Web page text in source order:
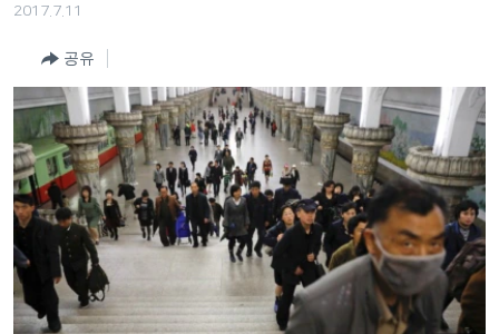
인
츠
이
동
메
네
비
게
프로그램
주파수 안내
언어 선택
2017.7.11
공유